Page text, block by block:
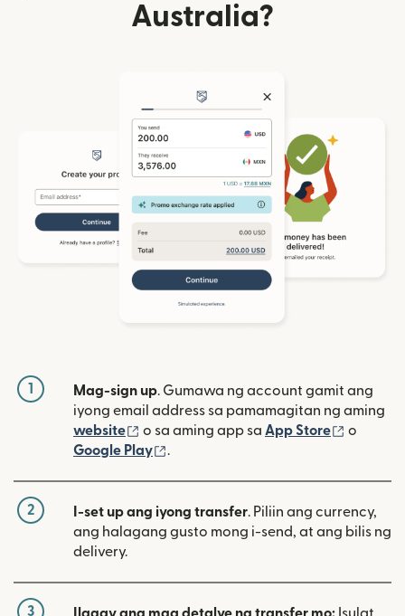
Australia?
1 Mag-sign up. Gumawa ng account gamit ang
iyong email address sa pamamagitan ng aming
website
(bubukas sa bagong window)
o sa aming app sa App Store
o
Google Play
.
2 I-set up ang iyong transfer. Piliin ang currency,
ang halagang gusto mong i-send, at ang bilis ng
delivery.
3